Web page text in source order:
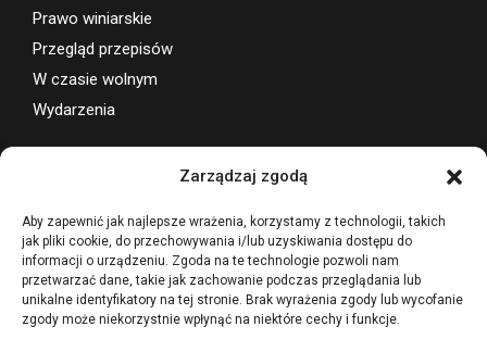
Zarządzaj zgodą
Aby zapewnić jak najlepsze wrażenia, korzystamy z technologii, takich
jak pliki cookie, do przechowywania i/lub uzyskiwania dostępu do
informacji o urządzeniu. Zgoda na te technologie pozwoli nam
przetwarzać dane, takie jak zachowanie podczas przeglądania lub
unikalne identyfikatory na tej stronie. Brak wyrażenia zgody lub wycofanie
zgody może niekorzystnie wpłynąć na niektóre cechy i funkcje.
Prawo winiarskie
Przegląd przepisów
W czasie wolnym
Wydarzenia